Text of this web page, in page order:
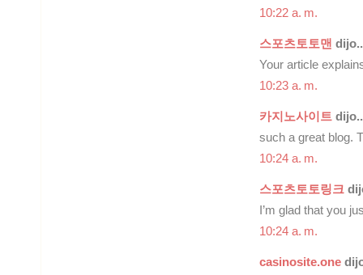
10:22 a. m.
스포츠토토맨
Your article
10:23 a. m.
카지노사이트
such a great blog.
10:24 a. m.
스포츠토토링크
I’m glad that you
10:24 a. m.
casinosite.one